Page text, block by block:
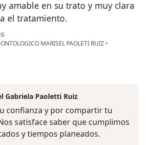
amable en su trato y muy clara
el tratamiento.
MARISEL PAOLETI RUIZ •
ERL
Gabriela Paoletti Ruiz
confianza y por compartir tu
satisface saber que cumplimos
y tiempos planeados.